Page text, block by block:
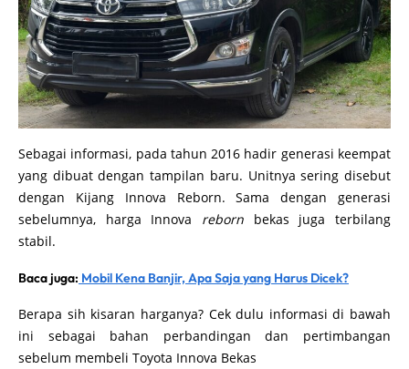
Sebagai informasi, pada tahun 2016 hadir generasi keempat
yang dibuat dengan tampilan baru. Unitnya sering disebut
dengan Kijang Innova Reborn. Sama dengan generasi
sebelumnya, harga Innova reborn bekas juga terbilang
stabil.
Baca juga: Mobil Kena Banjir, Apa Saja yang Harus Dicek?
Berapa sih kisaran harganya? Cek dulu informasi di bawah
ini sebagai bahan perbandingan dan pertimbangan
sebelum membeli Toyota Innova Bekas